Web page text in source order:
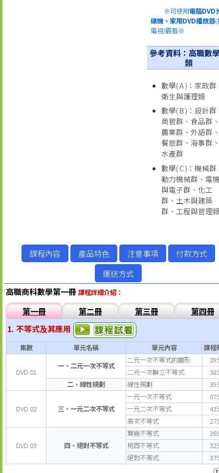
※可使用電腦DVD
碟機、家用DVD播放器(
電視)觀看※
參考資料：高職數
類
數學( A )：家政群
衛生與護理類
數學( B )：設計群
商管群、食品群
農業群、外語群
餐旅群、海事群
水產群
數學( C )：機械群
動力機械群、電
與電子群、化工
群、土木與建築
群、工程與管理
課程內容 產品特色 注意事項
付款方式
運送方式
高職商科數學第一冊 課程詳細介紹：
第一冊 第二冊 第三冊
第四冊
1. 不等式及其應用
集數 單元名稱 單元內容 課程
DVD 01
一、二元一次不等式
二元一次不等式的圖形
29
二元一次聯立不等式
38
二、線性規劃
線性規劃 35
DVD 02 三、一元二次不等式
一元一次不等式
07
一元二次不等式
43
高次不等式
27
DVD 03 四、絕對不等式
算幾不等式
26
柯西不等式
32
絕對不等式
37